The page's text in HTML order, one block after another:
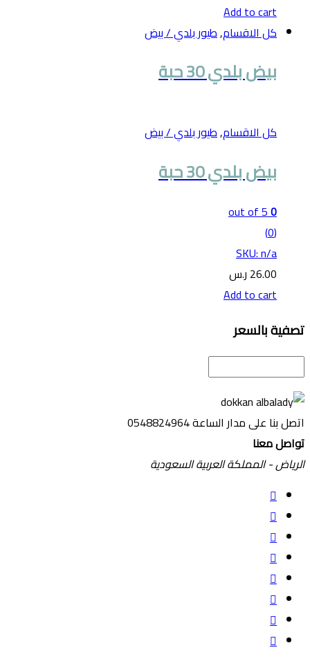
Add to cart
كل الاقسام,طيور بلدي / بيض
بيض بلدي 30 حبة
كل الاقسام,طيور بلدي / بيض
بيض بلدي 30 حبة
0
out of 5
(0)
SKU: n/a
26.00 ر.س
Add to cart
تصفية بالسعر
اتصل بنا على مدار الساعة0548824964
تواصل معنا
الرياض - المملكة العربية السعودية